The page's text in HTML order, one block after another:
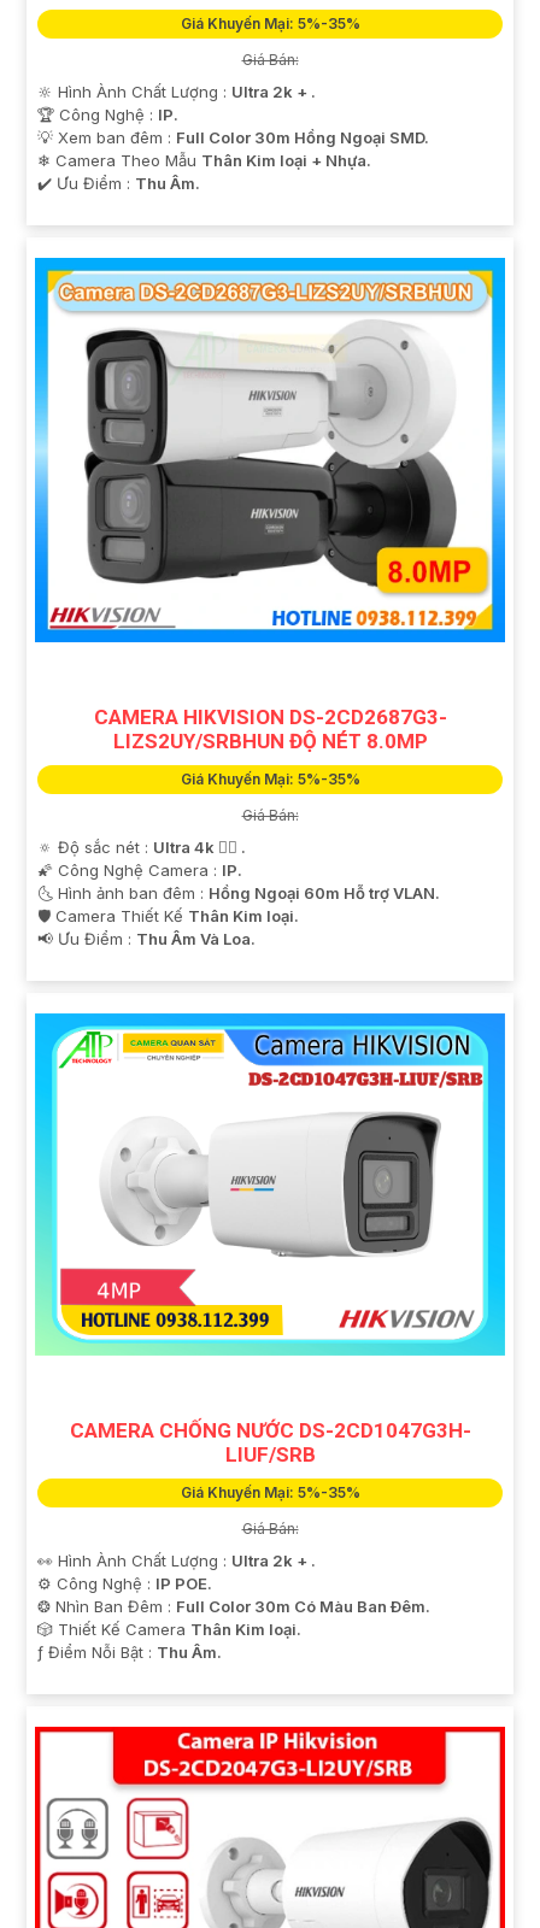
Giá Khuyến Mại: 5%-35%
Giá Bán:
🔆 Hình Ành Chất Lượng : Ultra 2k + .
🏆 Công Nghệ : IP.
💡 Xem ban đêm : Full Color 30m Hồng Ngoại SMD.
❄ Camera Theo Mẫu Thân Kim loại + Nhựa.
️✔️ Ưu Điểm : Thu Âm.
CAMERA HIKVISION DS-2CD2687G3-
LIZS2UY/SRBHUN ĐỘ NÉT 8.0MP
Giá Khuyến Mại: 5%-35%
Giá Bán:
🔅 Độ sắc nét : Ultra 4k 👍🏾 .
🌠 Công Nghệ Camera : IP.
🌜 Hình ảnh ban đêm : Hồng Ngoại 60m Hỗ trợ VLAN.
🛡 Camera Thiết Kế Thân Kim loại.
️📢 Ưu Điểm : Thu Âm Và Loa.
CAMERA CHỐNG NƯỚC DS-2CD1047G3H-
LIUF/SRB
Giá Khuyến Mại: 5%-35%
Giá Bán:
👀 Hình Ành Chất Lượng : Ultra 2k + .
⚙ Công Nghệ : IP POE.
❂ Nhìn Ban Đêm : Full Color 30m Có Màu Ban Ðêm.
🎲 Thiết Kế Camera Thân Kim loại.
️ƒ Điểm Nỗi Bật : Thu Âm.